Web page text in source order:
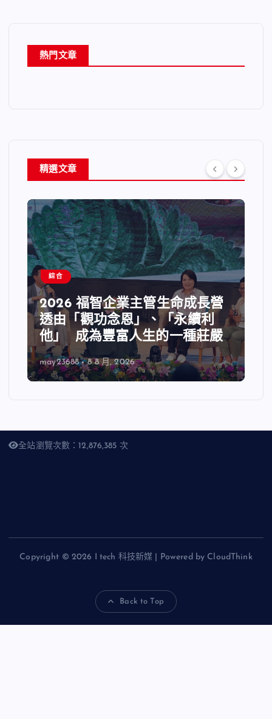
熱門文章
精選文章
綜合
2026 福智企業主管生命成長營
透由「觀功念恩」、「永續利
他」 成為豐富人生的一種莊嚴
may23688 8 8 月, 2026
全站瀏覽次數：12,876,385 次
Copyright © 2026 I tech 科技新媒 | Powered by CloudThink
Back to Top